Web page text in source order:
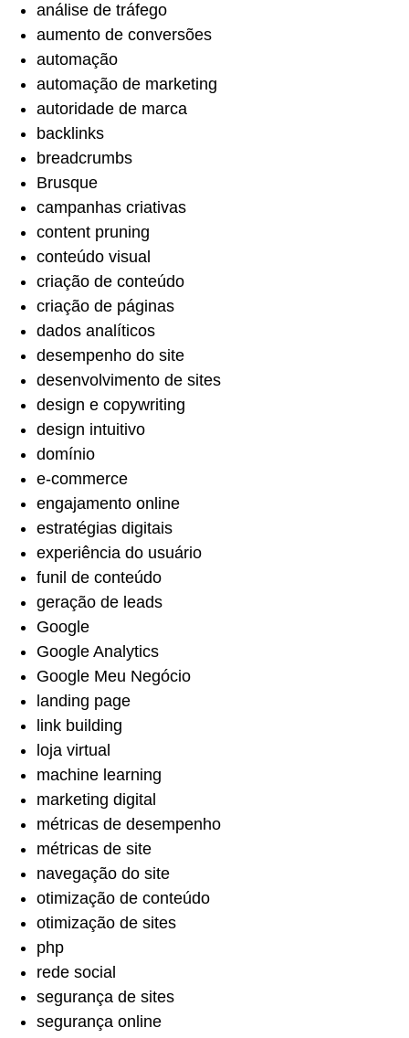
análise de tráfego
aumento de conversões
automação
automação de marketing
autoridade de marca
backlinks
breadcrumbs
Brusque
campanhas criativas
content pruning
conteúdo visual
criação de conteúdo
criação de páginas
dados analíticos
desempenho do site
desenvolvimento de sites
design e copywriting
design intuitivo
domínio
e-commerce
engajamento online
estratégias digitais
experiência do usuário
funil de conteúdo
geração de leads
Google
Google Analytics
Google Meu Negócio
landing page
link building
loja virtual
machine learning
marketing digital
métricas de desempenho
métricas de site
navegação do site
otimização de conteúdo
otimização de sites
php
rede social
segurança de sites
segurança online